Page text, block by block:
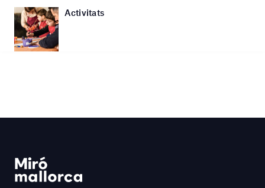
Activitats